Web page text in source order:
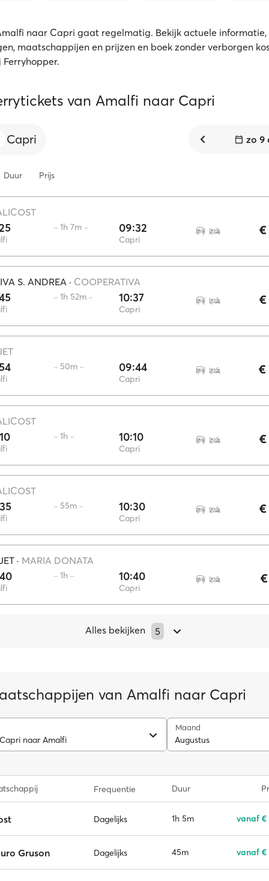
naar Capri gaat regelmatig. Bekijk actuele
maatschappijen en prijzen en boek zonder verborgen
van Amalfi naar Capri
Capri zo 9
Duur Prijs
·· 1h 7m ·· 09:32
Capri
€
S. ANDREA · COOPERATIVA
·· 1h 52m ·· 10:37
Capri
€
·· 50m ·· 09:44
Capri
€
·· 1h ·· 10:10
Capri
€
·· 55m ·· 10:30
Capri
€
· MARIA DONATA
·· 1h ·· 10:40
Capri
Alles bekijken 5
van Amalfi naar Capri
naar Amalfi
Maand
Augustus
Frequentie Duur
Dagelijks 1h 5m vanaf €
Gruson Dagelijks 45m vanaf €